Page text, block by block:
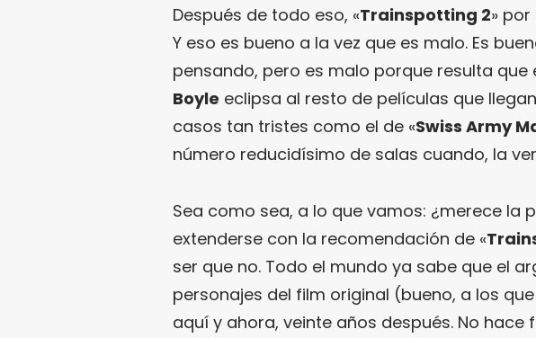
Después de todo eso, «Trainspotting 2»
Y eso es bueno a la vez que es malo. Es
pensando, pero es malo porque resulta que
Boyle eclipsa al resto de películas que
casos tan tristes como el de «Swiss Army
número reducidísimo de salas cuando, la
Sea como sea, a lo que vamos: ¿merece la
extenderse con la recomendación de «
ser que no. Todo el mundo ya sabe que el
personajes del film original (bueno, a los
aquí y ahora, veinte años después. No